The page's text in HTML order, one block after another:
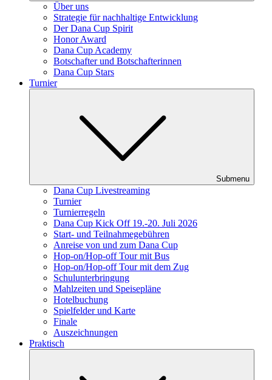
Über uns
Strategie für nachhaltige Entwicklung
Der Dana Cup Spirit
Honor Award
Dana Cup Academy
Botschafter und Botschafterinnen
Dana Cup Stars
Turnier
Submenu
Dana Cup Livestreaming
Turnier
Turnierregeln
Dana Cup Kick Off 19.-20. Juli 2026
Start- und Teilnahmegebühren
Anreise von und zum Dana Cup
Hop-on/Hop-off Tour mit Bus
Hop-on/Hop-off Tour mit dem Zug
Schulunterbringung
Mahlzeiten und Speisepläne
Hotelbuchung
Spielfelder und Karte
Finale
Auszeichnungen
Praktisch